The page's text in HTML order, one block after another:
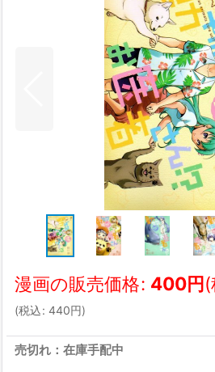
漫画の販売価格: 400円
(税込: 440円)
売切れ：在庫手配中